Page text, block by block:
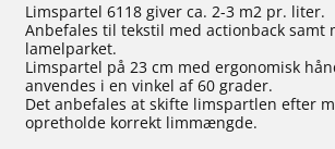
Limspartel 6118 giver ca. 2-3 m2 pr. liter.
Anbefales til tekstil med actionback samt
lamelparket.
Limspartel på 23 cm med ergonomisk
anvendes i en vinkel af 60 grader.
Det anbefales at skifte limspartlen efter
opretholde korrekt limmængde.